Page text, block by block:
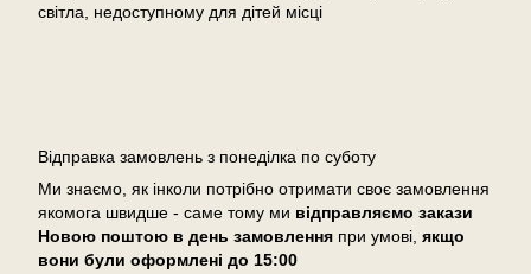
світла, недоступному для дітей місці
Відправка замовлень з понеділка по суботу
Ми знаємо, як інколи потрібно отримати своє замовлення
якомога швидше - саме тому ми відправляємо закази
Новою поштою в день замовлення при умові, якщо
вони були оформлені до 15:00